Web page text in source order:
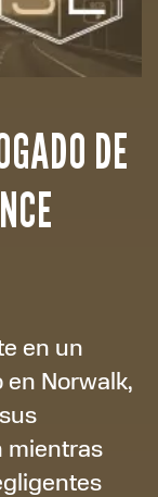
DE
en un
Norwalk,
mientras